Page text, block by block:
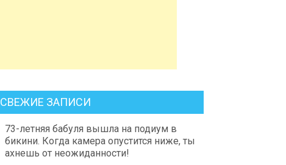
СВЕЖИЕ ЗАПИСИ
73-летняя бабуля вышла на подиум в
бикини. Когда камера опустится ниже, ты
ахнешь от неожиданности!